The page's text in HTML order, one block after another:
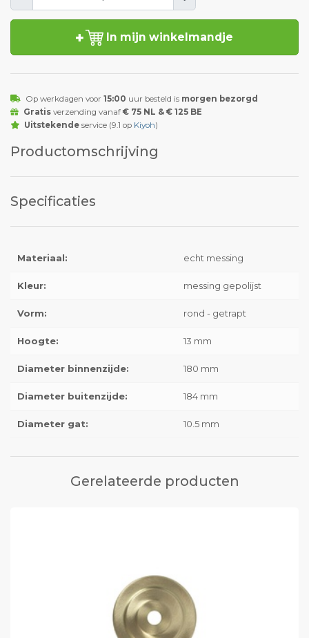
In mijn winkelmandje
Op werkdagen voor 15:00 uur besteld is morgen bezorgd
Gratisverzending vanaf € 75 NL & € 125 BE
Uitstekendeservice (9.1 op Kiyoh)
Productomschrijving
Specificaties
Materiaal: echt messing
Kleur: messing gepolijst
Vorm: rond - getrapt
Hoogte: 13 mm
Diameter binnenzijde: 180 mm
Diameter buitenzijde: 184 mm
Diameter gat: 10.5 mm
Gerelateerde producten